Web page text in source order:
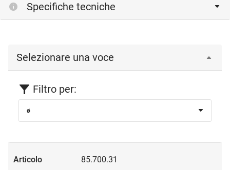
Specifiche tecniche
Selezionare una voce
Filtro per:
ø
85.700.31